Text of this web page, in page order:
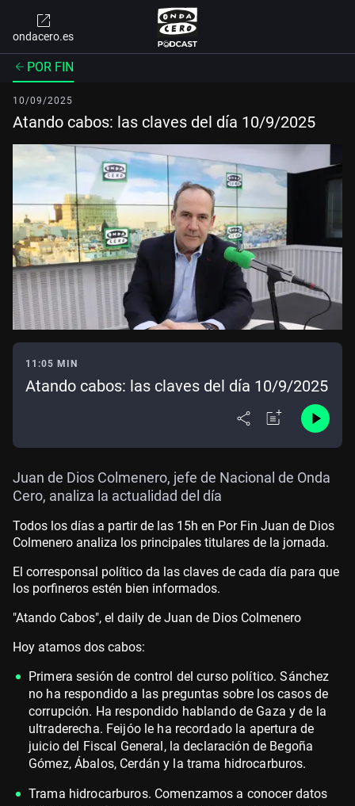
ondacero.es
POR FIN
10/09/2025
Atando cabos: las claves del día 10/9/2025
11:05 MIN
Atando cabos: las claves del día 10/9/2025
Juan de Dios Colmenero, jefe de Nacional de Onda
Cero, analiza la actualidad del día
Todos los días a partir de las 15h en Por Fin Juan de Dios
Colmenero analiza los principales titulares de la jornada.
El corresponsal político da las claves de cada día para que
los porfineros estén bien informados.
"Atando Cabos", el daily de Juan de Dios Colmenero
Hoy atamos dos cabos:
Primera sesión de control del curso político. Sánchez
no ha respondido a las preguntas sobre los casos de
corrupción. Ha respondido hablando de Gaza y de la
ultraderecha. Feijóo le ha recordado la apertura de
juicio del Fiscal General, la declaración de Begoña
Gómez, Ábalos, Cerdán y la trama hidrocarburos.
Trama hidrocarburos. Comenzamos a conocer datos